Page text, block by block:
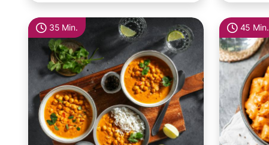
35 Min. 45 Min.